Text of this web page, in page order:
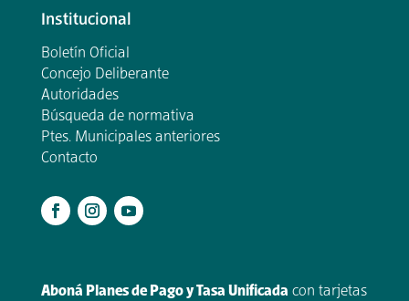
Institucional
Boletín Oficial
Concejo Deliberante
Autoridades
Búsqueda de normativa
Ptes. Municipales anteriores
Contacto
Aboná Planes de Pago y Tasa Unificada con tarjetas